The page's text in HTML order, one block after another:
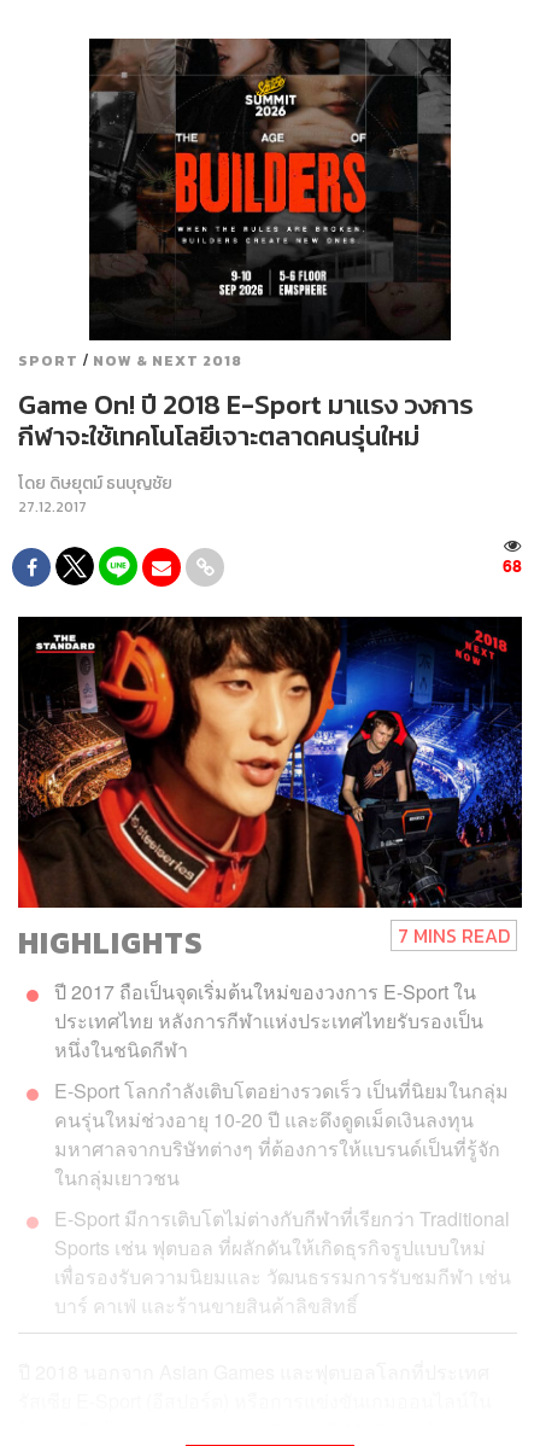
SPORT / NOW & NEXT 2018
Game On! ปี 2018 E-Sport มาแรง วงการ
กีฬาจะใช้เทคโนโลยีเจาะตลาดคนรุ่นใหม่
โดย ดิษยุตม์ ธนบุญชัย
27.12.2017
68
HIGHLIGHTS 7 MINS READ
ปี 2017 ถือเป็นจุดเริ่มต้นใหม่ของวงการ E-Sportใน
ประเทศไทย หลังการกีฬาแห่งประเทศไทยรับรองเป็น
หนึ่งในชนิดกีฬา
E-Sport โลกกำลังเติบโตอย่างรวดเร็ว เป็นที่นิยมในกลุ่ม
คนรุ่นใหม่ช่วงอายุ 10-20 ปี และดึงดูดเม็ดเงินลงทุน
มหาศาลจากบริษัทต่างๆ ที่ต้องการให้แบรนด์เป็นที่รู้จัก
ในกลุ่มเยาวชน
E-Sport มีการเติบโตไม่ต่างกับกีฬาที่เรียกว่า Traditional
Sports เช่น ฟุตบอล ที่ผลักดันให้เกิดธุรกิจรูปแบบใหม่
เพื่อรองรับความนิยมและ วัฒนธรรมการรับชมกีฬา เช่น
บาร์ คาเฟ่ และร้านขายสินค้าลิขสิทธิ์